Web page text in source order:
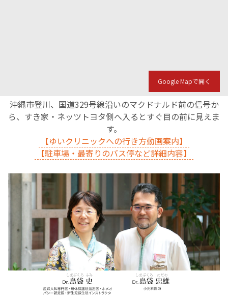
Google Mapで開く
沖縄市登川、国道329号線沿いのマクドナルド前の信号か
ら、すき家・ネッツトヨタ側へ入るとすぐ目の前に見えま
す。
【ゆいクリニックへの行き方動画案内】
【駐車場・最寄りのバス停など詳細内容】